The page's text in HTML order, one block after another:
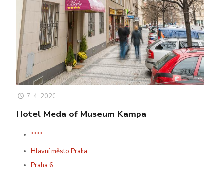
7. 4. 2020
Hotel Meda of Museum Kampa
****
Hlavní město Praha
Praha 6